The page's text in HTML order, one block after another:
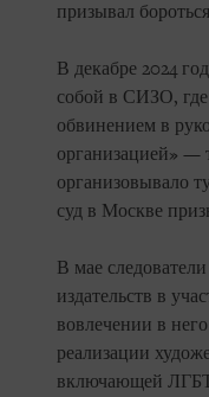
призывал
В декабре 2024
собой в СИЗО, где
обвинением в
организацией» —
организовывало
суд в Москве
В мае
издательств в
вовлечении в
реализации
включающей